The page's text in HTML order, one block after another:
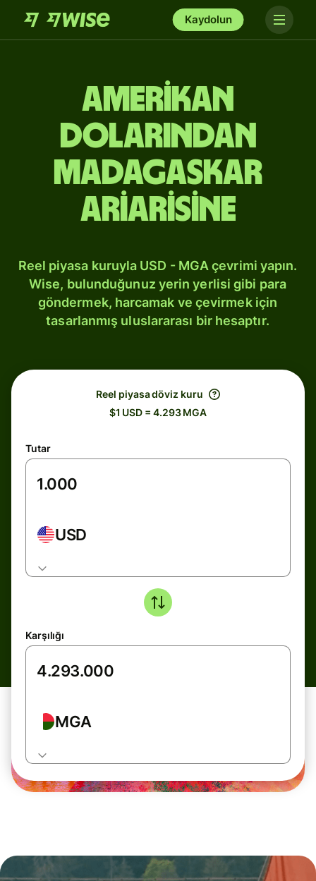
Kaydolun
Amerikan
dolarından
Madagaskar
ariarisine
Reel piyasa kuruyla USD - MGA çevrimi yapın.
Wise, bulunduğunuz yerin yerlisi gibi para
göndermek, harcamak ve çevirmek için
tasarlanmış uluslararası bir hesaptır.
Reel piyasa döviz kuru
$1 USD = 4.293 MGA
Tutar
USD
Karşılığı
MGA